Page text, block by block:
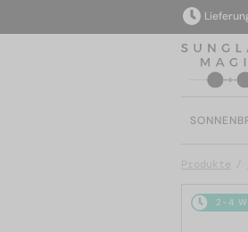
Lieferung
Produkte
2-4